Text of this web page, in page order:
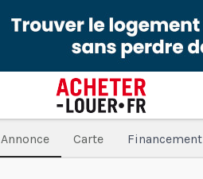
Annonce Carte Financement